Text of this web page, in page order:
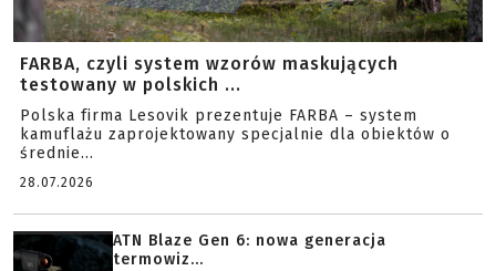
FARBA, czyli system wzorów maskujących
testowany w polskich ...
Polska firma Lesovik prezentuje FARBA – system
kamuflażu zaprojektowany specjalnie dla obiektów o
średnie...
28.07.2026
ATN Blaze Gen 6: nowa generacja
termowiz...